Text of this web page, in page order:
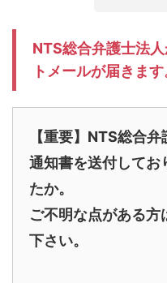
NTS総合弁護士法
トメールが届きます
【重要】NTS総合弁
通知書を送付してお
たか。
ご不明な点がある
下さい。